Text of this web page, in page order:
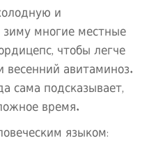
и
многие местные
чтобы легче
весенний авитаминоз.
сама подсказывает,
время.
языком: